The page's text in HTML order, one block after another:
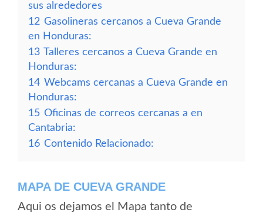
sus alrededores
12 Gasolineras cercanos a Cueva Grande
en Honduras:
13 Talleres cercanos a Cueva Grande en
Honduras:
14 Webcams cercanas a Cueva Grande en
Honduras:
15 Oficinas de correos cercanas a en
Cantabria:
16 Contenido Relacionado:
MAPA DE CUEVA GRANDE
Aqui os dejamos el Mapa tanto de